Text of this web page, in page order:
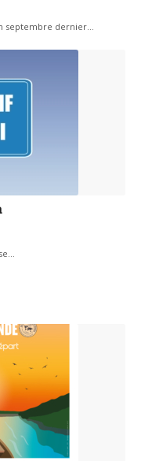
septembre dernier…